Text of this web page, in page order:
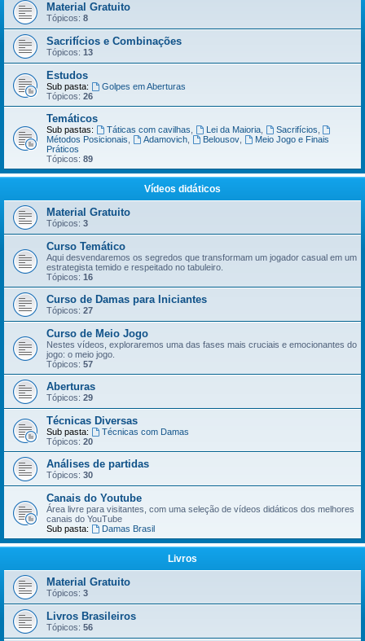
Material Gratuito
Tópicos: 8
Sacrifícios e Combinações
Tópicos: 13
Estudos
Sub pasta:
Golpes em Aberturas
Tópicos: 26
Temáticos
Sub pastas: Táticas com cavilhas Lei da Maioria, Sacrifícios
Métodos Posicionais
Adamovich, Belousov,
Meio Jogo e Finais
Práticos
Tópicos: 89
Vídeos didáticos
Material Gratuito
Tópicos: 3
Curso Temático
Aqui desvendaremos os segredos que transformam um jogador casual em um
estrategista temido e respeitado no tabuleiro.
Tópicos: 16
Curso de Damas para Iniciantes
Tópicos: 27
Curso de Meio Jogo
Nestes vídeos, exploraremos uma das fases mais cruciais e emocionantes do
jogo: o meio jogo.
Tópicos: 57
Aberturas
Tópicos: 29
Técnicas Diversas
Sub pasta:
Técnicas com Damas
Tópicos: 20
Análises de partidas
Tópicos: 30
Canais do Youtube
Área livre para visitantes, com uma seleção de vídeos didáticos dos melhores
canais do YouTube
Sub pasta:
Damas Brasil
Livros
Material Gratuito
Tópicos: 3
Livros Brasileiros
Tópicos: 56